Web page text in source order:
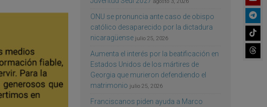
ONU se pronuncia ante caso de obispo
católico desaparecido por la dictadura
nicaragüense julio 25, 2026
Aumenta el interés por la beatificación en
Estados Unidos de los mártires de
Georgia que murieron defendiendo el
matrimonio julio 25, 2026
Franciscanos piden ayuda a Marco